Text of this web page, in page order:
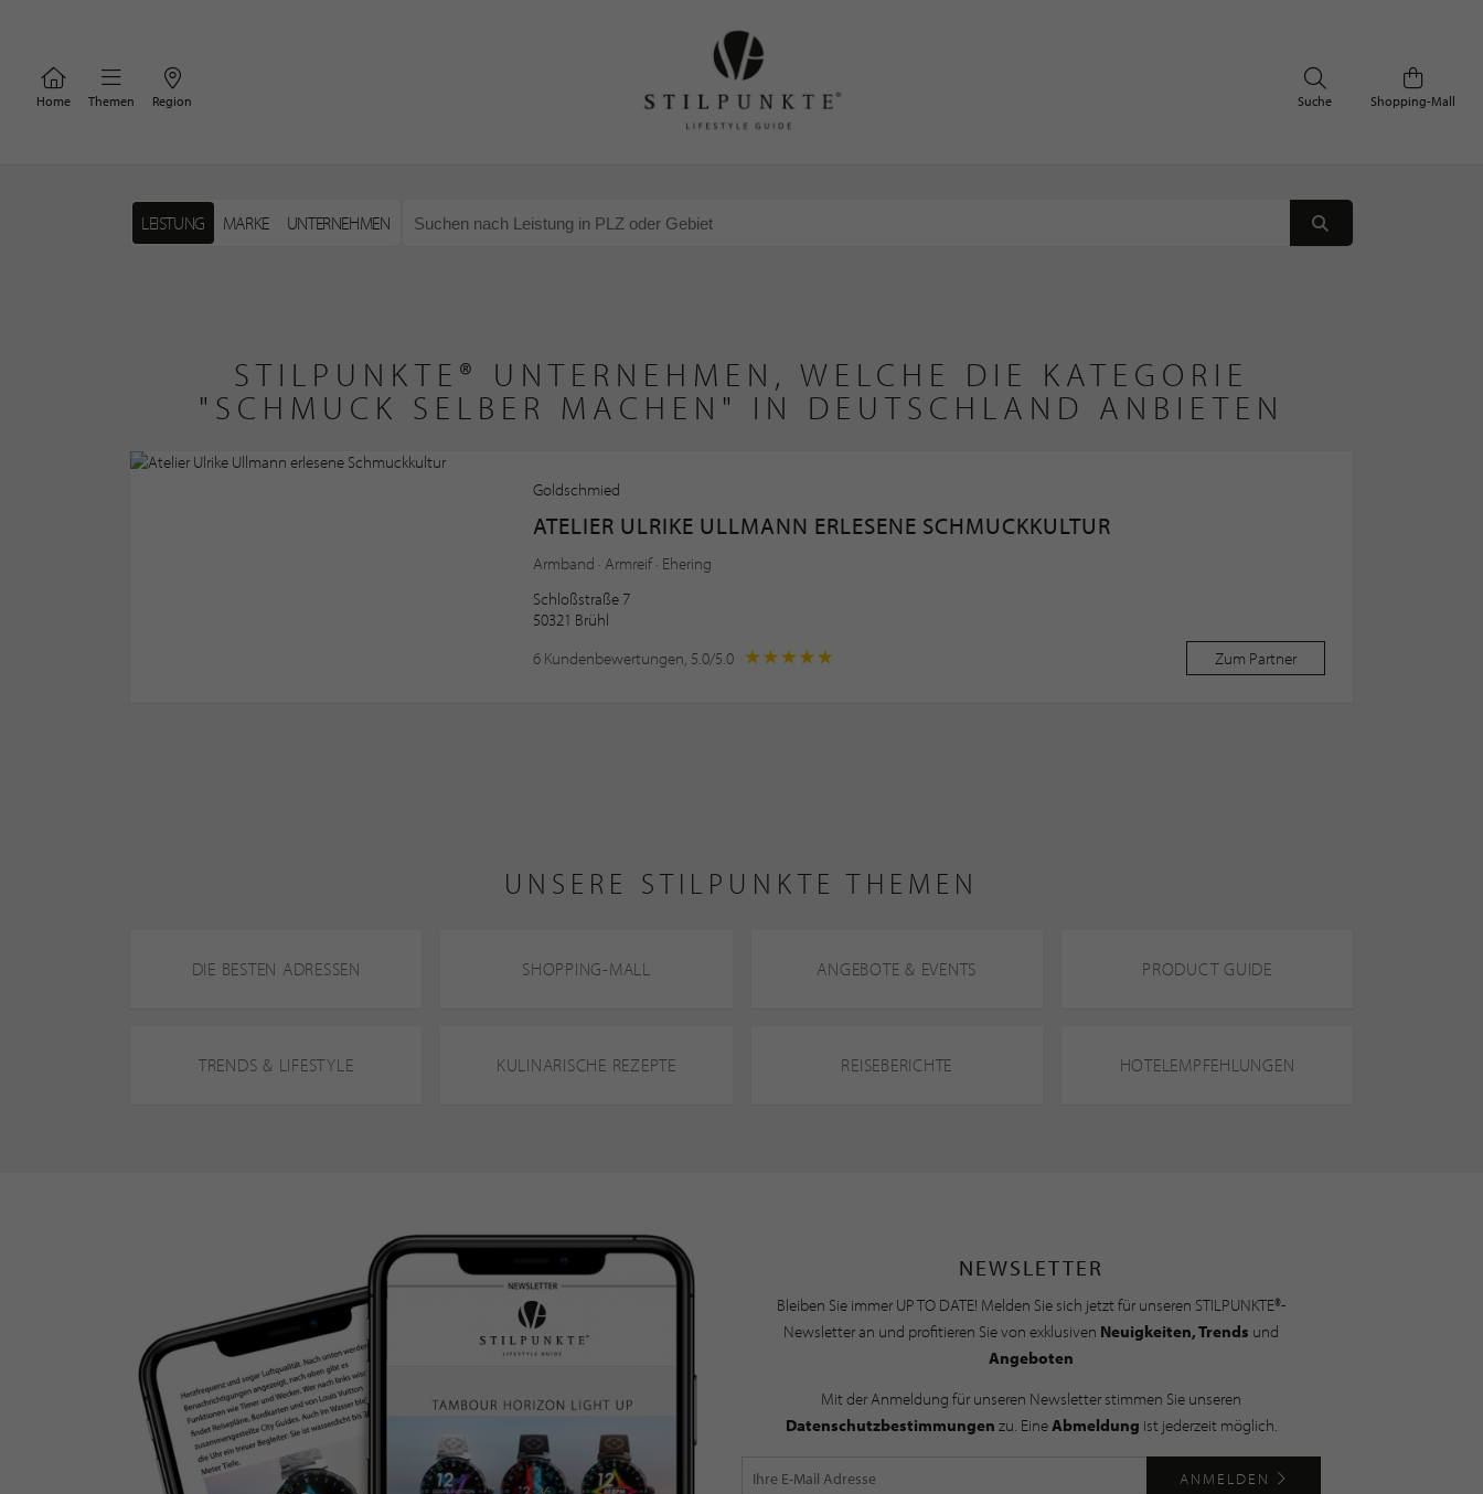
Home Themen Region Shopping-Mall
Suche
LEISTUNG MARKE UNTERNEHMEN
STILPUNKTE® UNTERNEHMEN, WELCHE DIE KATEGORIE
"SCHMUCK SELBER MACHEN" IN DEUTSCHLAND ANBIETEN
Goldschmied
ATELIER ULRIKE ULLMANN ERLESENE SCHMUCKKULTUR
Armband · Armreif · Ehering
Schloßstraße 7
50321 Brühl
6 Kundenbewertungen, 5.0/5.0
Zum Partner
UNSERE STILPUNKTE THEMEN
DIE BESTEN ADRESSEN SHOPPING-MALL ANGEBOTE & EVENTS PRODUCT GUIDE
TRENDS & LIFESTYLE KULINARISCHE REZEPTE REISEBERICHTE HOTELEMPFEHLUNGEN
NEWSLETTER
Bleiben Sie immer UP TO DATE! Melden Sie sich jetzt für unseren STILPUNKTE®-
Newsletter an und profitieren Sie von exklusiven Neuigkeiten, Trends und
Angeboten
Mit der Anmeldung für unseren Newsletter stimmen Sie unseren
Datenschutzbestimmungen zu. EineAbmeldung ist jederzeit möglich.
ANMELDEN